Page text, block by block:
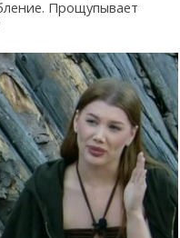
Прощупывает